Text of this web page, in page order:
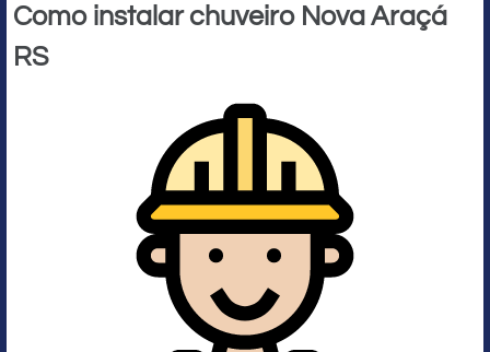
Como instalar chuveiro Nova Araçá
RS